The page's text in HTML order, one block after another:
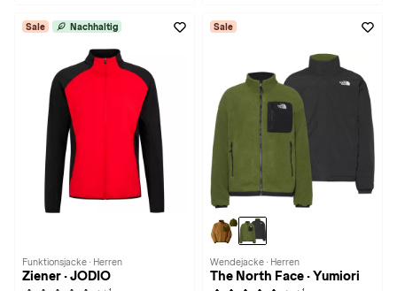
Sale Nachhaltig
Funktionsjacke · Herren
Ziener · JODIO
Sale
Wendejacke · Herren
The North Face · Yumiori